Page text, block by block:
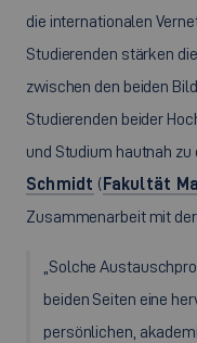
die internationalen
Studierenden stärken
zwischen den beiden
Studierenden beider
und Studium hautnah zu
Schmidt ( Fakultät
Zusammenarbeit mit der
„Solche
beiden Seiten eine
persönlichen,